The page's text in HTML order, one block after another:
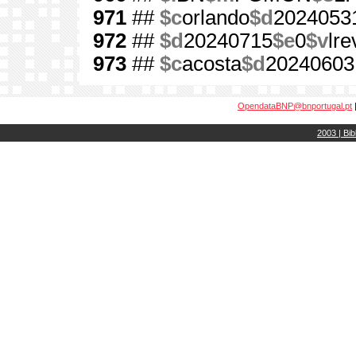
971 ## $corlando$d
972 ## $d 20240715$e0$v
973 ## $cacosta$d 20240603
OpendataBNP@bnportugal.pt
2003 |